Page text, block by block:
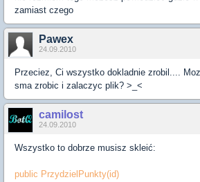
zamiast czego
Pawex
24.09.2010
Przeciez, Ci wszystko dokladnie zrobil....
sma zrobic i zalaczyc plik? >_<
camilost
24.09.2010
Wszystko to dobrze musisz skleić:
public PrzydzielPunkty(id)